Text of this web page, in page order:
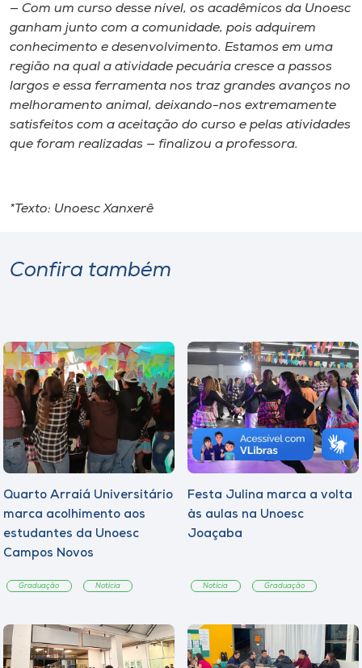
— Com um curso desse nível, os acadêmicos da Unoesc
ganham junto com a comunidade, pois adquirem
conhecimento e desenvolvimento. Estamos em uma
região na qual a atividade pecuária cresce a passos
largos e essa ferramenta nos traz grandes avanços no
melhoramento animal, deixando-nos extremamente
satisfeitos com a aceitação do curso e pelas atividades
que foram realizadas — finalizou a professora.
*Texto: Unoesc Xanxerê
Confira também
Quarto Arraiá Universitário
marca acolhimento aos
estudantes da Unoesc
Campos Novos
Graduação Notícia
Festa Julina marca a volta
às aulas na Unoesc
Joaçaba
Notícia Graduação